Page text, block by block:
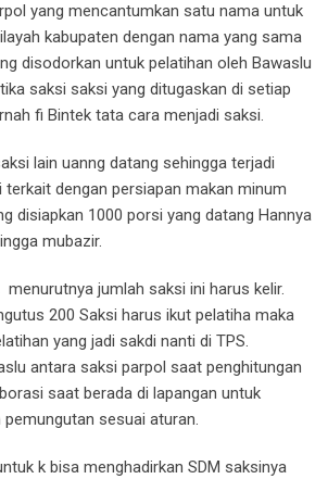
yang mencantumkan satu nama untuk
kabupaten dengan nama yang sama
disodorkan untuk pelatihan oleh Bawaslu
saksi saksi yang ditugaskan di setiap
fi Bintek tata cara menjadi saksi.
lain uanng datang sehingga terjadi
terkait dengan persiapan makan minum
disiapkan 1000 porsi yang datang Hannya
mubazir.
jumlah saksi ini harus kelir.
200 Saksi harus ikut pelatiha maka
yang jadi sakdi nanti di TPS.
antara saksi parpol saat penghitungan
saat berada di lapangan untuk
sesuai aturan.
k bisa menghadirkan SDM saksinya